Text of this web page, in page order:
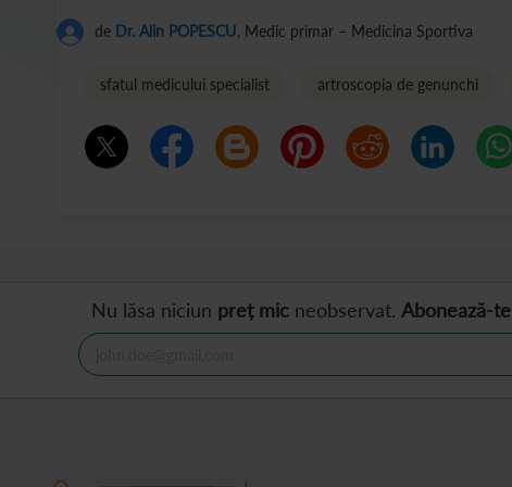
de Dr. Alin POPESCU, Medic primar – Medicina Sportiva
sfatul medicului specialist artroscopia de genunchi
Nu lăsa niciun preț mic neobservat. Abonează-te